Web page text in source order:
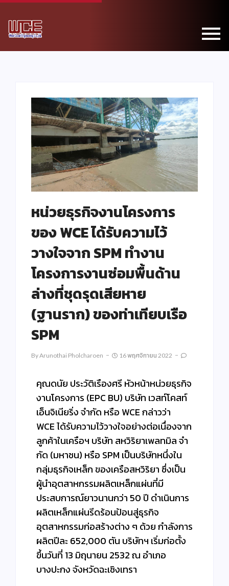
หน่วยธุรกิจงานโครงการ
ของ WCE ได้รับความไว้
วางใจจาก SPM ทำงาน
โครงการงานซ่อมพื้นด้าน
ล่างที่ชุดรุดเสียหาย
(ฐานราก) ของท่าเทียบเรือ
SPM
ByArunothai Pholcharoen 16 พฤศจิกายน 2022
คุณดนัย ประวัติเรืองศรี หัวหน้าหน่วยธุรกิจ
งานโครงการ (EPC BU) บริษัท เวสท์โคสท์
เอ็นจิเนียริ่ง จำกัด หรือ WCE กล่าวว่า
WCE ได้รับความไว้วางใจอย่างต่อเนื่องจาก
ลูกค้าในเครือฯ บริษัท สหวิริยาเพลทมิล จํา
กัด (มหาชน) หรือ SPM เป็นบริษัทหนึ่งใน
กลุ่มธุรกิจเหล็ก ของเครือสหวิริยา ซึ่งเป็น
ผู้นำอุตสาหกรรมผลิตเหล็กแผ่นที่มี
ประสบการณ์ยาวนานกว่า 50 ปี ดำเนินการ
ผลิตเหล็กแผ่นรีดร้อนป้อนสู่ธุรกิจ
อุตสาหกรรมก่อสร้างต่าง ๆ ด้วย กำลังการ
ผลิตปีละ 652,000 ตัน บริษัทฯ เริ่มก่อตั้ง
ขึ้นวันที่ 13 มิถุนายน 2532 ณ อำเภอ
บางปะกง จังหวัดฉะเชิงเทรา